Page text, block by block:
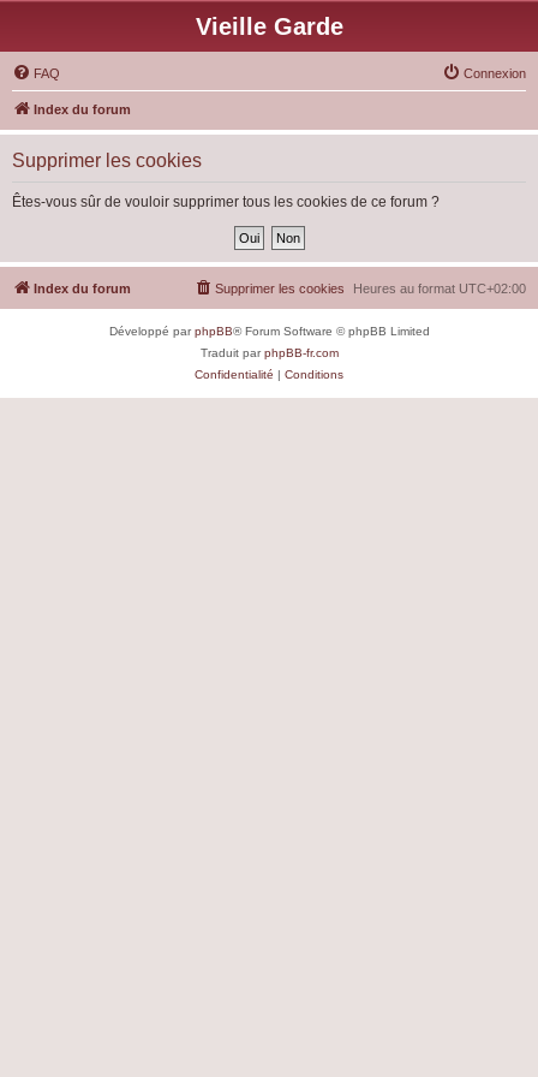
Vieille Garde
FAQ Connexion
Index du forum
Supprimer les cookies
Êtes-vous sûr de vouloir supprimer tous les cookies de ce forum ?
Index du forum Heures au format UTC+02:00
Supprimer les cookies
Développé parphpBB® Forum Software © phpBB Limited
Traduit parphpBB-fr.com
Confidentialité | Conditions